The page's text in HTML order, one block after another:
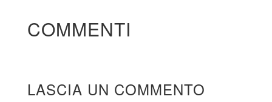
COMMENTI
LASCIA UN COMMENTO